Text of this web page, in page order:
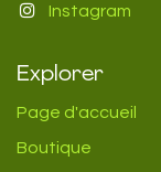
Instagram
Explorer
Page d'accueil
Boutique